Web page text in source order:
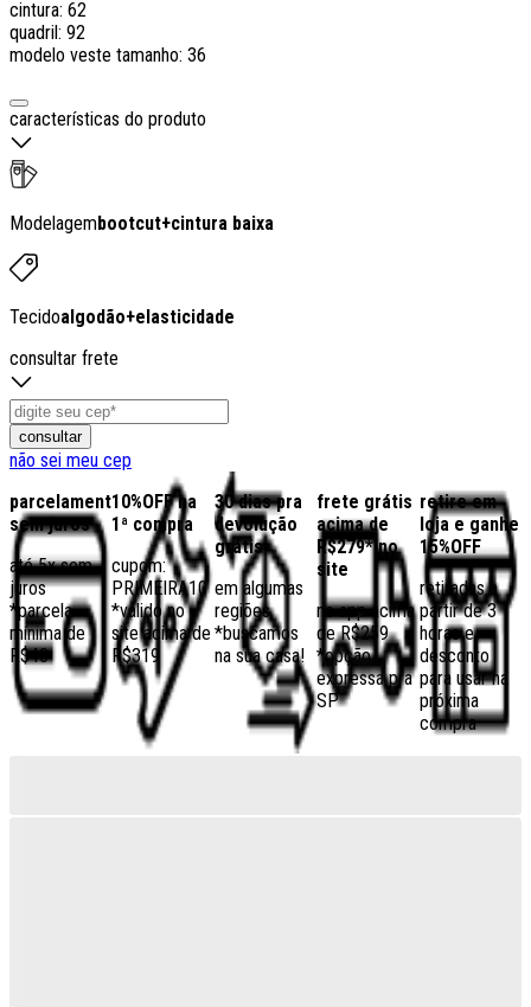
cintura: 62
quadril: 92
modelo veste tamanho: 36
características do produto
Modelagembootcut+cintura baixa
Tecidoalgodão+elasticidade
consultar frete
consultar
não sei meu cep
parcelamento
sem juros
até 5x sem
juros
*parcela
mínima de
R$40
10%OFF na
1ª compra
cupom:
PRIMEIRA10
*válido no
site acima de
R$319
30 dias pra
devolução
grátis
em algumas
regiões,
*buscamos
na sua casa!
frete grátis
acima de
R$279* no
site
no app acima
de R$259
*opção
expressa pra
SP
retire em
loja e ganhe
15%OFF
retiradas a
partir de 3
horas e
desconto
para usar na
próxima
compra